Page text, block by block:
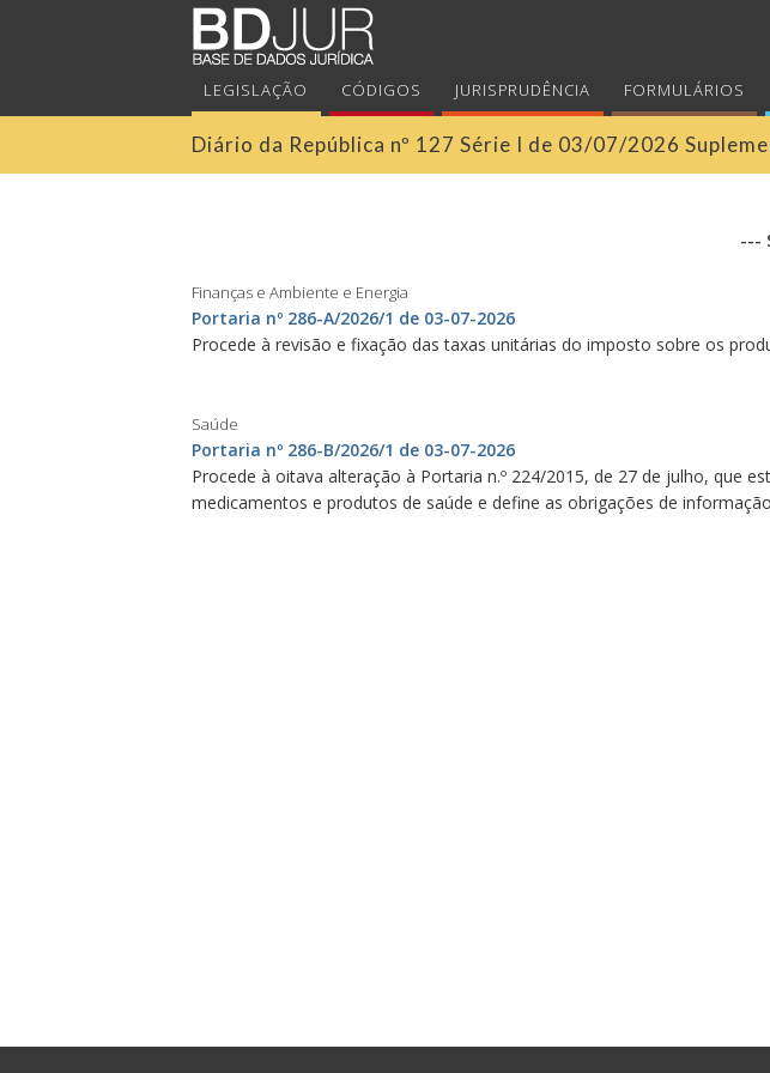
LEGISLAÇÃO CÓDIGOS JURISPRUDÊNCIA FORMULÁRIOS
Diário da República nº 127 Série I de 03/07/2026
---
Finanças e Ambiente e Energia
Portaria nº 286-A/2026/1 de 03-07-2026
Procede à revisão e fixação das taxas unitárias do imposto sobre os
Saúde
Portaria nº 286-B/2026/1 de 03-07-2026
Procede à oitava alteração à Portaria n.º 224/2015, de 27 de julho, que
medicamentos e produtos de saúde e define as obrigações de